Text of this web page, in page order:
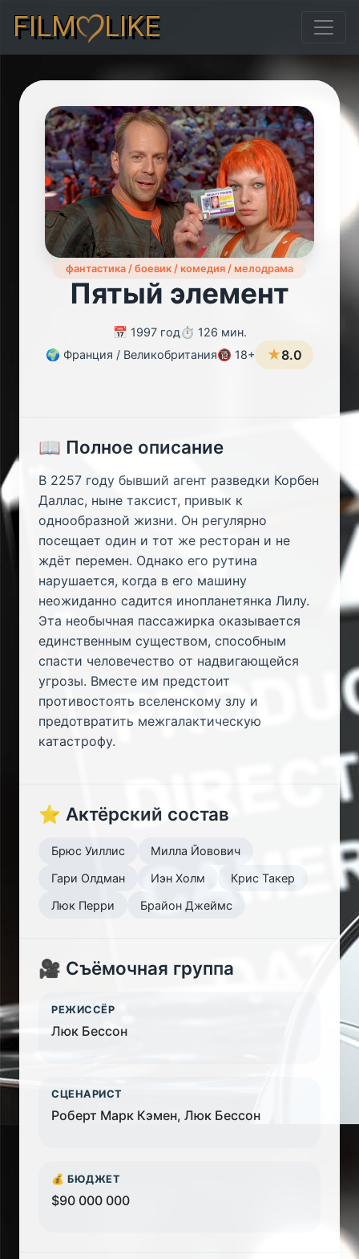
FILM LIKE
фантастика / боевик / комедия / мелодрама
Пятый элемент
📅 1997 год⏱️ 126 мин.
🌍 Франция / Великобритания🔞 18+ ★8.0
📖 Полное описание
В 2257 году бывший агент разведки Корбен
Даллас, ныне таксист, привык к
однообразной жизни. Он регулярно
посещает один и тот же ресторан и не
ждёт перемен. Однако его рутина
нарушается, когда в его машину
неожиданно садится инопланетянка Лилу.
Эта необычная пассажирка оказывается
единственным существом, способным
спасти человечество от надвигающейся
угрозы. Вместе им предстоит
противостоять вселенскому злу и
предотвратить межгалактическую
катастрофу.
⭐ Актёрский состав
Брюс Уиллис
Милла Йовович
Гари Олдман
Иэн Холм
Крис Такер
Люк Перри
Брайон Джеймс
🎥 Съёмочная группа
РЕЖИССЁР
Люк Бессон
СЦЕНАРИСТ
Роберт Марк Кэмен, Люк Бессон
💰 БЮДЖЕТ
$90 000 000